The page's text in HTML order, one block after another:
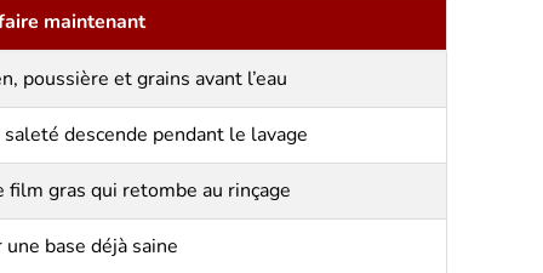
maintenant
poussière et grains avant l’eau
descende pendant le lavage
film gras qui retombe au rinçage
base déjà saine